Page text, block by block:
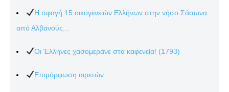
Η σφαγή 15 οικογενειών Ελλήνων στην νήσο Σάσωνα
από Αλβανούς...
Οι Έλληνες χασομεράνε στα καφενεία! (1793)
Επιμόρφωση αιρετών